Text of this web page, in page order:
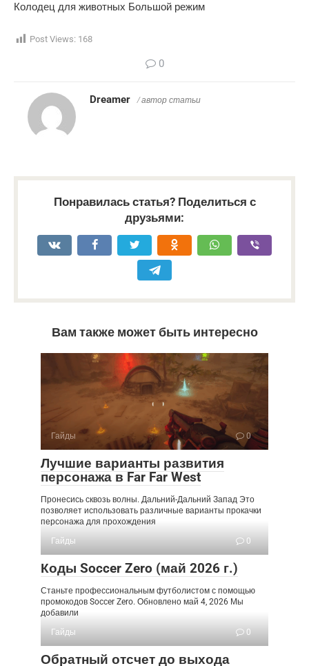
Колодец для животных Большой режим
Post Views: 168
0
Dreamer / автор статьи
Понравилась статья? Поделиться с
друзьями:
Вам также может быть интересно
Гайды 0
Лучшие варианты развития
персонажа в Far Far West
Пронесись сквозь волны. Дальний-Дальний Запад Это
позволяет использовать различные варианты прокачки
персонажа для прохождения
Гайды
0
Коды Soccer Zero (май 2026 г.)
Станьте профессиональным футболистом с помощью
промокодов Soccer Zero. Обновлено май 4, 2026 Мы
добавили
Гайды
0
Обратный отсчет до выхода